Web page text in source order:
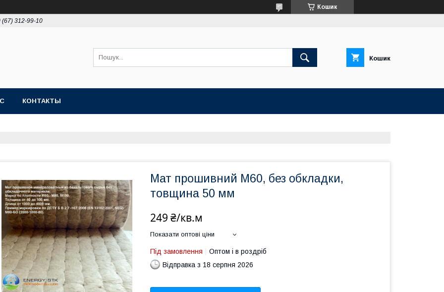
Кошик
(67) 312-99-10
Кошик
КОНТАКТЫ
Мат прошивний М60, без обкладки,
товщина 50 мм
249 ₴/кв.м
Показати оптові ціни
Під замовлення
Оптом і в роздріб
Відправка з 18 серпня 2026